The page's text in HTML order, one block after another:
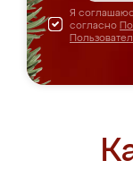
Я
согласно